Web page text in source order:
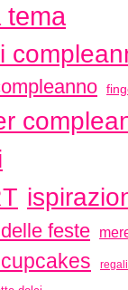
tema
feste